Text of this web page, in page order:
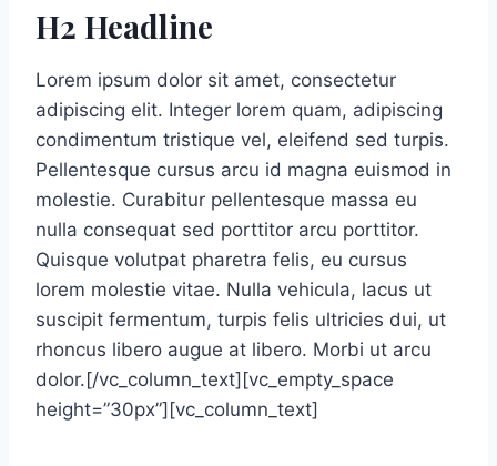
H2 Headline
Lorem ipsum dolor sit amet, consectetur
adipiscing elit. Integer lorem quam, adipiscing
condimentum tristique vel, eleifend sed turpis.
Pellentesque cursus arcu id magna euismod in
molestie. Curabitur pellentesque massa eu
nulla consequat sed porttitor arcu porttitor.
Quisque volutpat pharetra felis, eu cursus
lorem molestie vitae. Nulla vehicula, lacus ut
suscipit fermentum, turpis felis ultricies dui, ut
rhoncus libero augue at libero. Morbi ut arcu
dolor.[/vc_column_text][vc_empty_space
height=”30px”][vc_column_text]